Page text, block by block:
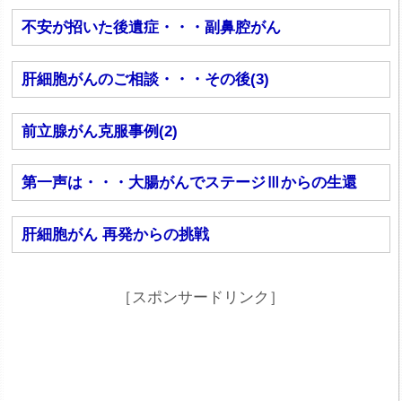
不安が招いた後遺症・・・副鼻腔がん
肝細胞がんのご相談・・・その後(3)
前立腺がん克服事例(2)
第一声は・・・大腸がんでステージⅢからの生還
肝細胞がん 再発からの挑戦
［スポンサードリンク］